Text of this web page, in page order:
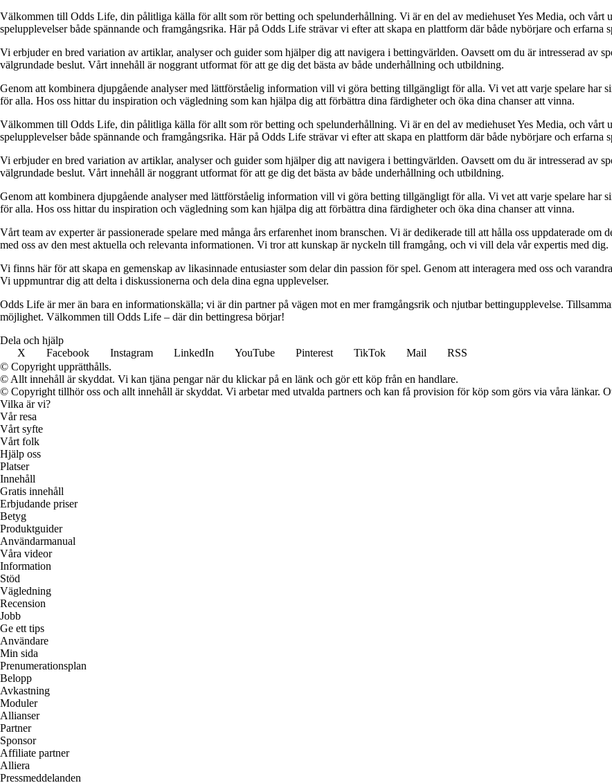
Välkommen till Odds Life, din pålitliga källa för allt som rör betting och spelunderhållning. Vi är en del av mediehuset Yes Media, och vårt
spelupplevelser både spännande och framgångsrika. Här på Odds Life strävar vi efter att skapa en plattform där både nybörjare och
Vi erbjuder en bred variation av artiklar, analyser och guider som hjälper dig att navigera i bettingvärlden. Oavsett om du är intresserad av
välgrundade beslut. Vårt innehåll är noggrant utformat för att ge dig det bästa av både underhållning och utbildning.
Genom att kombinera djupgående analyser med lättförståelig information vill vi göra betting tillgängligt för alla. Vi vet att varje spelare har
för alla. Hos oss hittar du inspiration och vägledning som kan hjälpa dig att förbättra dina färdigheter och öka dina chanser att vinna.
Välkommen till Odds Life, din pålitliga källa för allt som rör betting och spelunderhållning. Vi är en del av mediehuset Yes Media, och vårt
spelupplevelser både spännande och framgångsrika. Här på Odds Life strävar vi efter att skapa en plattform där både nybörjare och
Vi erbjuder en bred variation av artiklar, analyser och guider som hjälper dig att navigera i bettingvärlden. Oavsett om du är intresserad av
välgrundade beslut. Vårt innehåll är noggrant utformat för att ge dig det bästa av både underhållning och utbildning.
Genom att kombinera djupgående analyser med lättförståelig information vill vi göra betting tillgängligt för alla. Vi vet att varje spelare har
för alla. Hos oss hittar du inspiration och vägledning som kan hjälpa dig att förbättra dina färdigheter och öka dina chanser att vinna.
Vårt team av experter är passionerade spelare med många års erfarenhet inom branschen. Vi är dedikerade till att hålla oss uppdaterade om
med oss av den mest aktuella och relevanta informationen. Vi tror att kunskap är nyckeln till framgång, och vi vill dela vår expertis med dig.
Vi finns här för att skapa en gemenskap av likasinnade entusiaster som delar din passion för spel. Genom att interagera med oss och
Vi uppmuntrar dig att delta i diskussionerna och dela dina egna upplevelser.
Odds Life är mer än bara en informationskälla; vi är din partner på vägen mot en mer framgångsrik och njutbar bettingupplevelse.
möjlighet. Välkommen till Odds Life – där din bettingresa börjar!
Dela och hjälp
X
Facebook Instagram LinkedIn YouTube Pinterest TikTok Mail
RSS
© Copyright upprätthålls.
© Allt innehåll är skyddat. Vi kan tjäna pengar när du klickar på en länk och gör ett köp från en handlare.
© Copyright tillhör oss och allt innehåll är skyddat. Vi arbetar med utvalda partners och kan få provision för köp som görs via våra länkar.
Vilka är vi?
Vår resa
Vårt syfte
Vårt folk
Hjälp oss
Platser
Innehåll
Gratis innehåll
Erbjudande priser
Betyg
Produktguider
Användarmanual
Våra videor
Information
Stöd
Vägledning
Recension
Jobb
Ge ett tips
Användare
Min sida
Prenumerationsplan
Belopp
Avkastning
Moduler
Allianser
Partner
Sponsor
Affiliate partner
Alliera
Pressmeddelanden